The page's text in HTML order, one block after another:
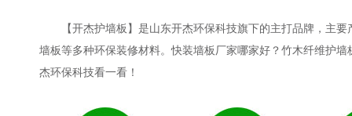
【开杰护墙板】是山东开杰环保科技旗下的主打品牌，主
墙板等多种环保装修材料。快装墙板厂家哪家好？竹木纤维护
杰环保科技看一看！